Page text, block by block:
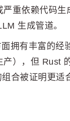
严重依赖代码生
生成管道。
拥有丰富的经
），但 Rust
合被证明更适